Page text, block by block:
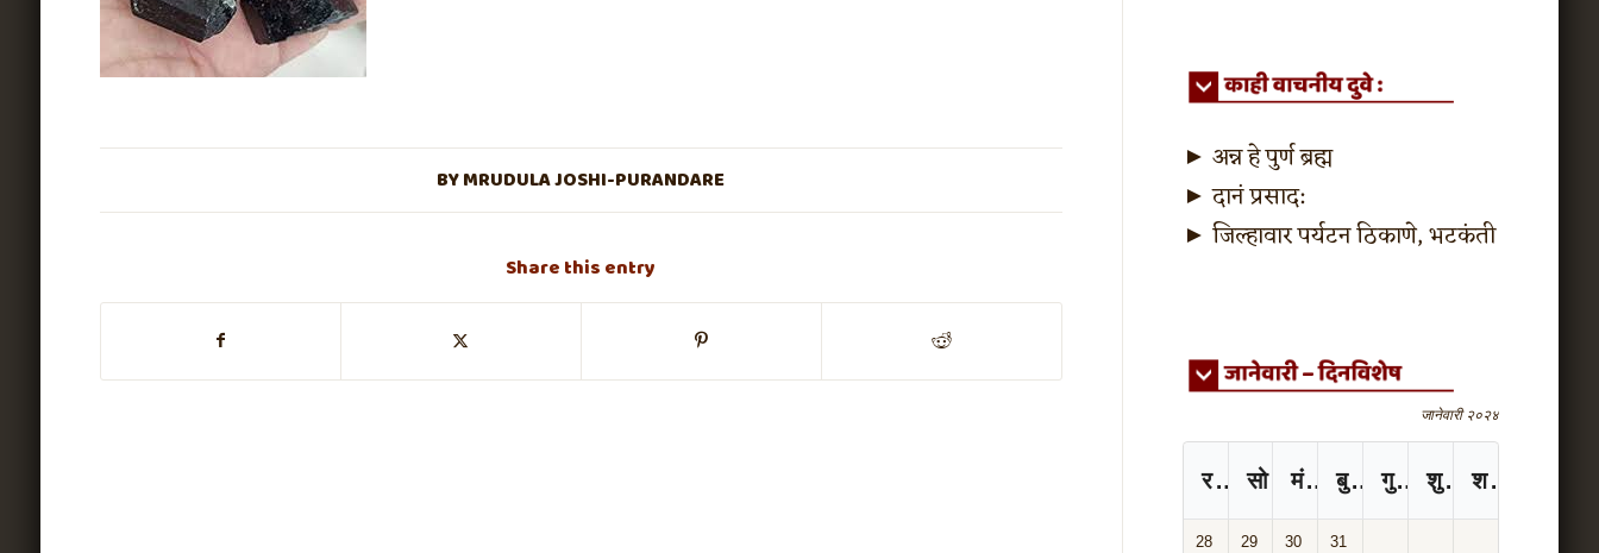
BYMRUDULA JOSHI-PURANDARE
Share this entry
► अन्न हे पुर्ण ब्रह्म
►दानं प्रसाद:
► जिल्हावार पर्यटन ठिकाणे, भटकंती
रविवार सोमवार मंगळवार बुधवार गुरुवार शुक्रवार शनिवार
जानेवारी २०२४
28 29 30 31